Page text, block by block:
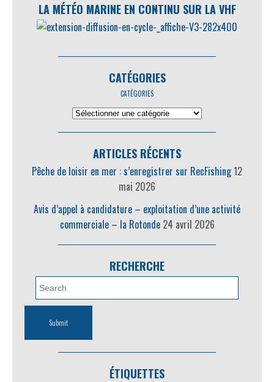
LA MÉTÉO MARINE EN CONTINU SUR LA VHF
CATÉGORIES
CATÉGORIES
ARTICLES RÉCENTS
Pêche de loisir en mer : s’enregistrer sur RecFishing12
mai 2026
Avis d’appel à candidature – exploitation d’une activité
commerciale – la Rotonde 24 avril 2026
RECHERCHE
ÉTIQUETTES